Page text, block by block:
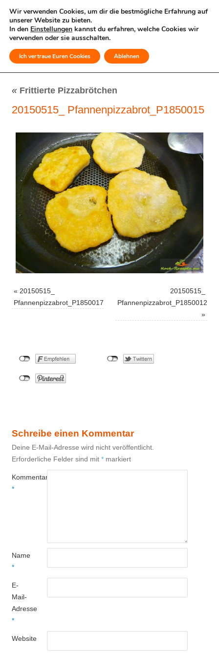
MENÜ
« Frittierte Pizzabrötchen
20150515_ Pfannenpizzabrot_P1850015
« 20150515_
Pfannenpizzabrot_P1850017
20150515_
Pfannenpizzabrot_P1850012
»
Schreibe einen Kommentar
Deine E-Mail-Adresse wird nicht veröffentlicht.
Erforderliche Felder sind mit * markiert
Kommentar
*
Name
*
E-
Mail-
Adresse
*
Website
Wir verwenden Cookies, um dir die bestmögliche Erfahrung auf
unserer Website zu bieten.
In den Einstellungen kannst du erfahren, welche Cookies wir
verwenden oder sie ausschalten.
Ich vertraue Euren Cookies Ablehnen